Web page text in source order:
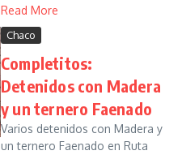
Read More
Chaco
Completitos:
Detenidos con Madera
y un ternero Faenado
Varios detenidos con Madera y
un ternero Faenado en Ruta